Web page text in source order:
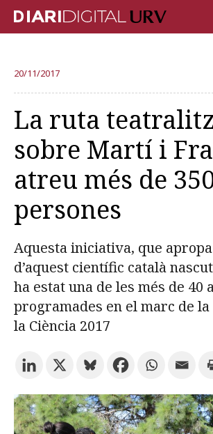
RECERCA
DOCÈNCIA
INSTITUCIÓ
VIDA AL CAMPUS
COMUNITAT URV
Més categories
Subscriu-te als butlletins de la URV
20/11/2017
La ruta
sobre Martí i
atreu més de
persones
Aquesta iniciativa, que
d’aquest científic català
ha estat una de les més de 40
programades en el marc de la
la Ciència 2017